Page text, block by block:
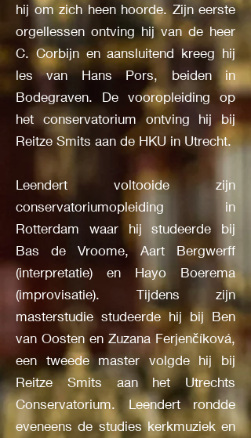
hij om zich heen hoorde. Zijn eerste
orgellessen ontving hij van de heer
C. Corbijn en aansluitend kreeg hij
les van Hans Pors, beiden in
Bodegraven. De vooropleiding op
het conservatorium ontving hij bij
Reitze Smits aan de HKU in Utrecht.
Leendert voltooide zijn
conservatoriumopleiding in
Rotterdam waar hij studeerde bij
Bas de Vroome, Aart Bergwerff
(interpretatie) en Hayo Boerema
(improvisatie). Tijdens zijn
masterstudie studeerde hij bij Ben
van Oosten en Zuzana Ferjenčíková,
een tweede master volgde hij bij
Reitze Smits aan het Utrechts
Conservatorium. Leendert rondde
eveneens de studies kerkmuziek en